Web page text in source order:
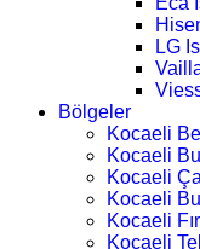
LG
Bölgeler
Kocaeli
Kocaeli
Kocaeli
Kocaeli
Kocaeli
Kocaeli